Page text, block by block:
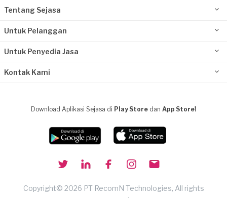
Tentang Sejasa
Untuk Pelanggan
Untuk Penyedia Jasa
Kontak Kami
Download Aplikasi Sejasa di Play Store dan App Store!
Copyright© 2026 PT RecomN Technologies, All rights